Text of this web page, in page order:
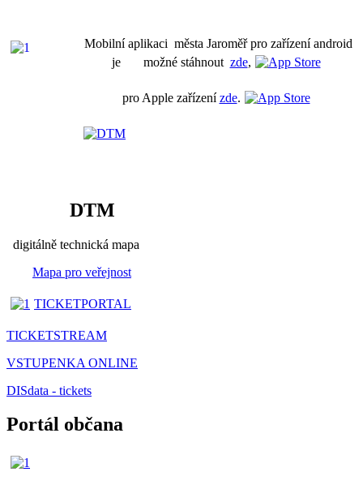
Mobilní aplikaci města Jaroměř pro zařízení android
je možné stáhnout zde,
pro Apple zařízenízde.
DTM
digitálně technická mapa
Mapa pro veřejnost
TICKETPORTAL
TICKETSTREAM
VSTUPENKA ONLINE
DISdata - tickets
Portál občana